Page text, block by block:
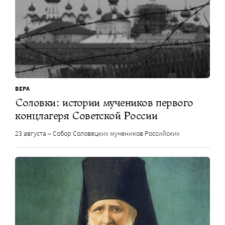
ВЕРА
Соловки: истории мучеников первого
концлагеря Советской России
23 августа – Собор Соловецких мучеников Российских